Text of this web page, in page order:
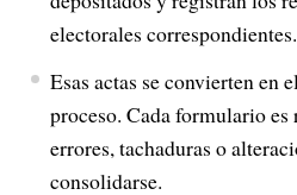
electorales correspondientes.
Esas actas se convierten en
proceso. Cada formulario es
errores, tachaduras o
consolidarse.